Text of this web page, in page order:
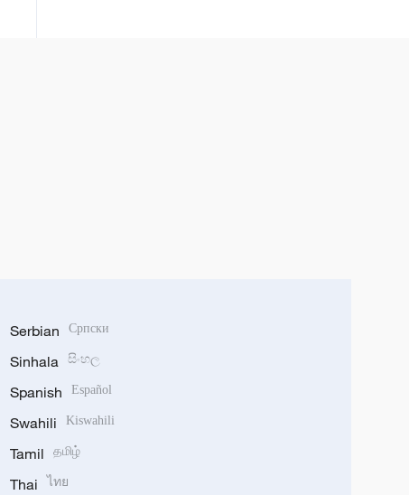
Serbian Српски
Sinhala සිංහල
Spanish Español
Swahili Kiswahili
Tamil தமிழ்
Thai ไทย